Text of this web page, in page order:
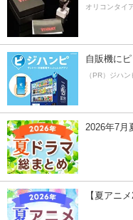
オリコンタイ
自販機に
（PR）ジハン
2026年7月
【夏アニ